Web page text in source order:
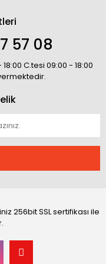
57 08
C.tesi 09:00 - 18:00
256bit SSL sertifikası ile